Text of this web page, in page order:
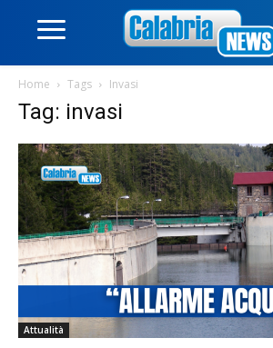
Home Tags Invasi
Tag: invasi
Attualità